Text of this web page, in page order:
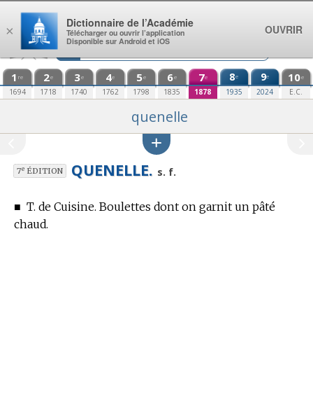
Aller au contenu
1 re
1694
2e
1718
3e
1740
4e
1762
5e
1798
6e
1835
7e
1878
8e
1935
9e
2024
10e
E.C.
quenelle
7eÉDITION QUENELLE. s. f.
■ T. de Cuisine. Boulettes dont on garnit un pâté
chaud.
×
Dictionnaire de l’Académie
Télécharger ou ouvrir l’application
Disponible sur Android et iOS
OUVRIR